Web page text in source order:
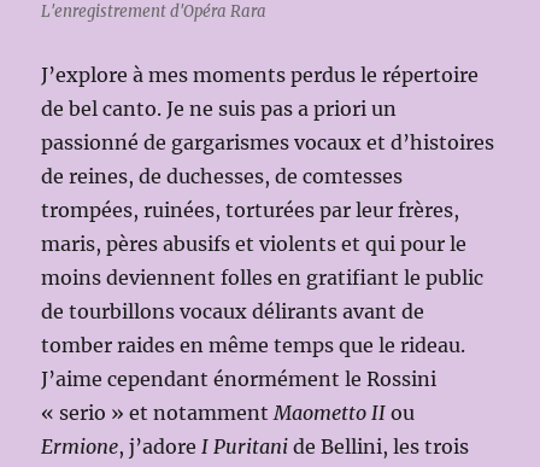
L'enregistrement d'Opéra Rara
J’explore à mes moments perdus le répertoire
de bel canto. Je ne suis pas a priori un
passionné de gargarismes vocaux et d’histoires
de reines, de duchesses, de comtesses
trompées, ruinées, torturées par leur frères,
maris, pères abusifs et violents et qui pour le
moins deviennent folles en gratifiant le public
de tourbillons vocaux délirants avant de
tomber raides en même temps que le rideau.
J’aime cependant énormément le Rossini
« serio » et notammentMaometto II ou
Ermione, j’adoreI Puritani de Bellini, les trois